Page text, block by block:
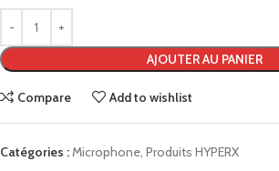
AJOUTER AU PANIER
Compare Add to wishlist
Catégories :Microphone, Produits HYPERX